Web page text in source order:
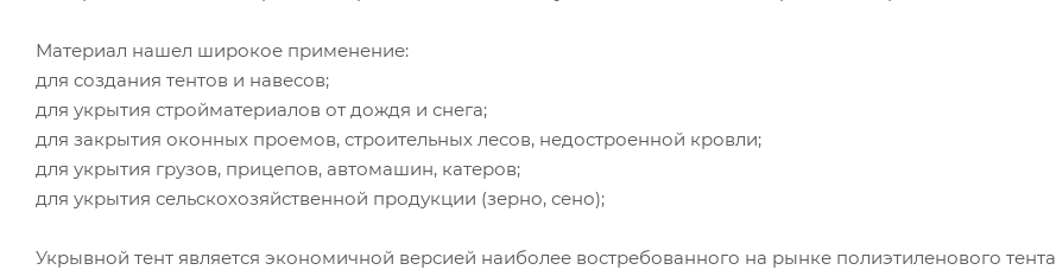
Материал нашел широкое применение:
для создания тентов и навесов;
для укрытия стройматериалов от дождя и снега;
для закрытия оконных проемов, строительных лесов, недостроенной кровли;
для укрытия грузов, прицепов, автомашин, катеров;
для укрытия сельскохозяйственной продукции (зерно, сено);
Укрывной тент является экономичной версией наиболее востребованного на рынке полиэтиленового тента